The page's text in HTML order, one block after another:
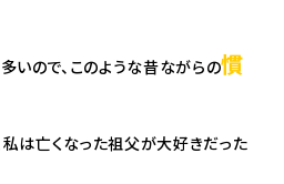
いので、このような昔ながらの慣
は亡くなった祖父が大好きだった